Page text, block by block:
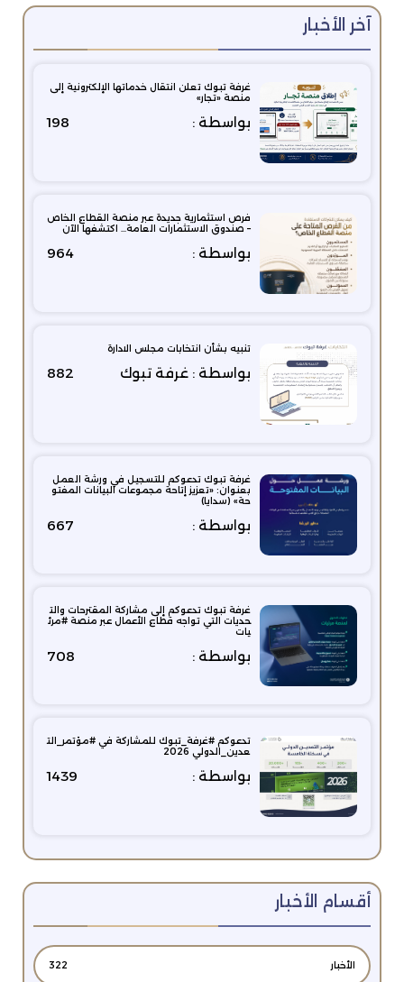
آخر الأخبار
غرفة تبوك تعلن انتقال خدماتها الإلكترونية إلى
منصة «تجار»
بواسطة : 198
فرص استثمارية جديدة عبر منصة القطاع الخاص
– صندوق الاستثمارات العامة… اكتشفها الآن
بواسطة : 964
تنبيه بشأن انتخابات مجلس الادارة
بواسطة : غرفة تبوك 882
غرفة تبوك تدعوكم للتسجيل في ورشة العمل
بعنوان: «تعزيز إتاحة مجموعات البيانات المفتو
حة» (سدايا)
بواسطة : 667
‫غرفة تبوك‬ تدعوكم إلى مشاركة المقترحات والت
حديات التي تواجه قطاع الأعمال عبر منصة ‫#مرئ
يات
بواسطة : 708
تدعوكم #غرفة_تبوك للمشاركة في #مؤتمر_الت
عدين_الدولي 2026
بواسطة : 1439
أقسام الأخبار
الأخبار 322